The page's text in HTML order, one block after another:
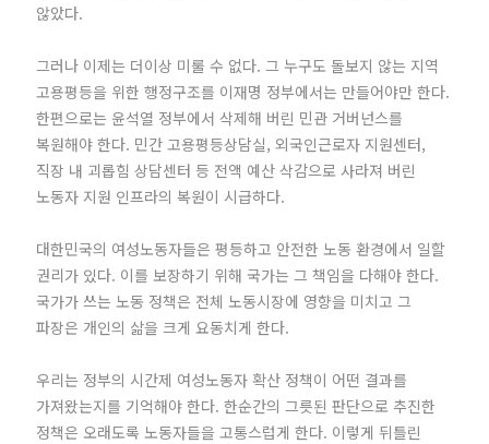
않았다.
그러나 이제는 더이상 미룰 수 없다. 그 누구도 돌보지 않는 지역
고용평등을 위한 행정구조를 이재명 정부에서는 만들어야만 한다.
한편으로는 윤석열 정부에서 삭제해 버린 민관 거버넌스를
복원해야 한다. 민간 고용평등상담실, 외국인근로자 지원센터,
직장 내 괴롭힘 상담센터 등 전액 예산 삭감으로 사라져 버린
노동자 지원 인프라의 복원이 시급하다.
대한민국의 여성노동자들은 평등하고 안전한 노동 환경에서 일할
권리가 있다. 이를 보장하기 위해 국가는 그 책임을 다해야 한다.
국가가 쓰는 노동 정책은 전체 노동시장에 영향을 미치고 그
파장은 개인의 삶을 크게 요동치게 한다.
우리는 정부의 시간제 여성노동자 확산 정책이 어떤 결과를
가져왔는지를 기억해야 한다. 한순간의 그릇된 판단으로 추진한
정책은 오래도록 노동자들을 고통스럽게 한다. 이렇게 뒤틀린